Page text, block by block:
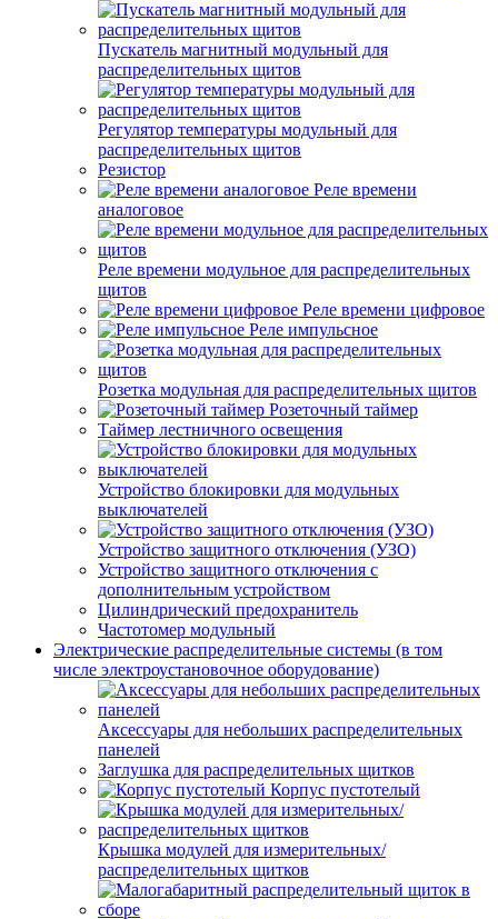
Пускатель магнитный модульный для
распределительных щитов
Регулятор температуры модульный для
распределительных щитов
Резистор
Реле времени
аналоговое
Реле времени модульное для распределительных
щитов
Реле времени цифровое
Реле импульсное
Розетка модульная для распределительных щитов
Розеточный таймер
Таймер лестничного освещения
Устройство блокировки для модульных
выключателей
Устройство защитного отключения (УЗО)
Устройство защитного отключения с
дополнительным устройством
Цилиндрический предохранитель
Частотомер модульный
Электрические распределительные системы (в том
числе электроустановочное оборудование)
Аксессуары для небольших распределительных
панелей
Заглушка для распределительных щитков
Корпус пустотелый
Крышка модулей для измерительных/
распределительных щитков